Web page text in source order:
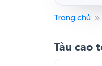
Trang chủ
Tàu cao